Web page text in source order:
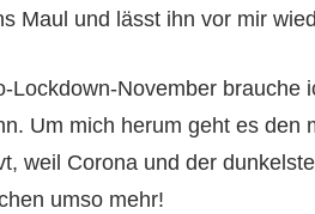
Maul und lässt ihn vor mir
Lockdown-November
Um mich herum geht es den
weil Corona und der
umso mehr!